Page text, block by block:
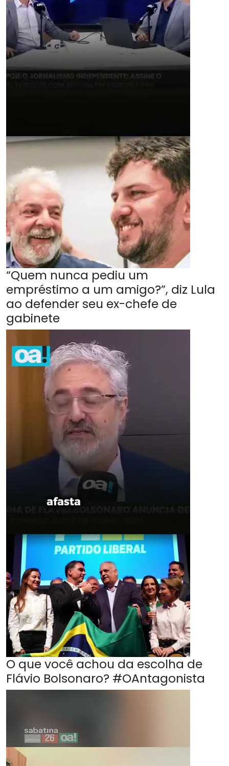
“Quem nunca pediu um
empréstimo a um amigo?”, diz Lula
ao defender seu ex-chefe de
gabinete
O que você achou da escolha de
Flávio Bolsonaro? #OAntagonista